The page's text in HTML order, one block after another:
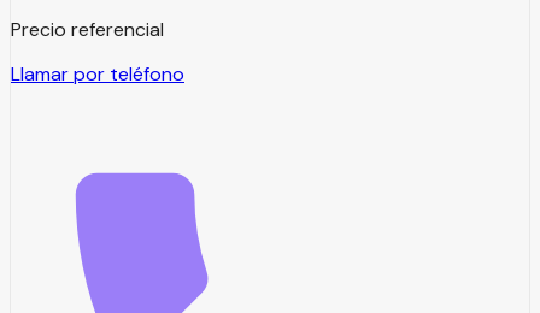
Precio referencial
Llamar por teléfono